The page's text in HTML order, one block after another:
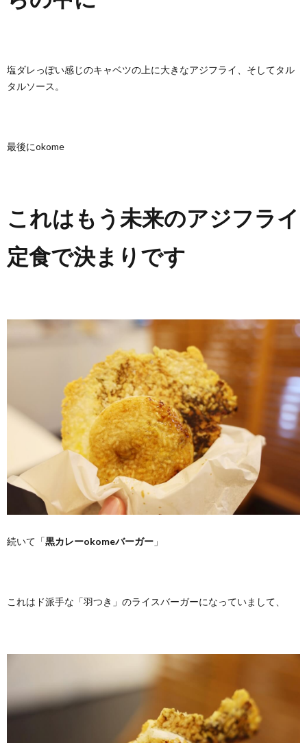
塩ダレっぽい感じのキャベツの上に大きなアジフライ、そしてタル
タルソース。
最後にokome
これはもう未来のアジフライ
定食で決まりです
続いて「黒カレーokomeバーガー 」
これはド派手な「羽つき」のライスバーガーになっていまして、